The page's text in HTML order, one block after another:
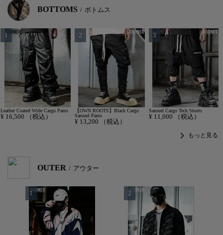
BOTTOMS ボトムス
Leather Coated Wide Cargo Pants
¥ 16,500 （税込）
【OWN ROOTS】Black Cargo
Sarouel Pants
¥ 13,200 （税込）
Sarouel Cargo Tech Shorts
¥ 11,000 （税込）
chevron_right もっと見る
OUTER アウター